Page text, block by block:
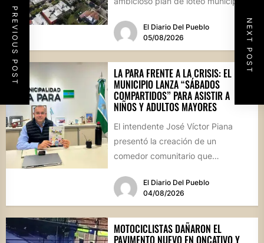
PREVIOUS POST NEXT POST
por...
El Diario Del Pueblo
05/08/2026
LA PARA FRENTE A LA CRISIS: EL
MUNICIPIO LANZA “SÁBADOS
COMPARTIDOS” PARA ASISTIR A
NIÑOS Y ADULTOS MAYORES
El intendente José Víctor Piana
presentó la creación de un
comedor comunitario que
Salón...
El Diario Del Pueblo
04/08/2026
MOTOCICLISTAS DAÑARON EL
PAVIMENTO NUEVO EN ONCATIVO Y